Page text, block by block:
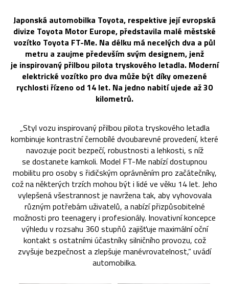
Japonská automobilka Toyota, respektive její evropská
divize Toyota Motor Europe, představila malé městské
vozítko Toyota FT-Me. Na délku má necelých dva a půl
metru a zaujme především svým designem, jenž
je inspirovaný přilbou pilota tryskového letadla. Moderní
elektrické vozítko pro dva může být díky omezené
rychlosti řízeno od 14 let. Na jedno nabití ujede až 30
kilometrů.
„Styl vozu inspirovaný přilbou pilota tryskového letadla
kombinuje kontrastní černobílé dvoubarevné provedení, které
navozuje pocit bezpečí, robustnosti a lehkosti, s níž
se dostanete kamkoli. Model FT-Me nabízí dostupnou
mobilitu pro osoby s řidičským oprávněním pro začátečníky,
což na některých trzích mohou být i lidé ve věku 14 let. Jeho
vylepšená všestrannost je navržena tak, aby vyhovovala
různým potřebám uživatelů, a nabízí přizpůsobitelné
možnosti pro teenagery i profesionály. Inovativní koncepce
výhledu v rozsahu 360 stupňů zajišťuje maximální oční
kontakt s ostatními účastníky silničního provozu, což
zvyšuje bezpečnost a zlepšuje manévrovatelnost,“ uvádí
automobilka.